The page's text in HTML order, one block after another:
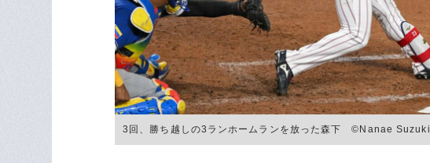
3回、勝ち越しの3ランホームランを放った森下 ©Nanae Suzuki